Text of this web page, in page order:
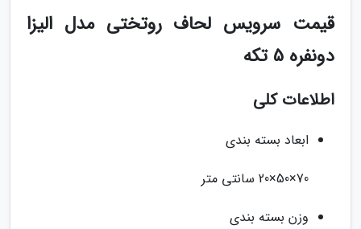
قیمت سرویس لحاف روتختی مدل الیزا
دونفره 5 تکه
اطلاعات کلی
ابعاد بسته بندی
70×50×20 سانتی متر
وزن بسته بندی